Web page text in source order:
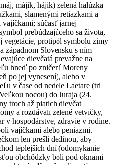
májik, hájik) zelená halúzka
slamenými retiazkami a
súčasť jarnej
prebúdzajúceho sa života,
vegetácie, protipól symbolu zimy
západnom Slovensku s ním
dievčatá prevažne na
hneď po zničení Moreny
po jej vynesení), alebo v
v čase od nedele Laetare (tri
nocou) do Juraja (24.
troch až piatich dievčat
a rozdávali zelené vetvičky,
v hospodárstve, zdravie v rodine.
vajíčkami alebo peniazmi.
len prešli dedinou, aby
teplejších dní (odomykanie
obchôdzky boli pod oknami